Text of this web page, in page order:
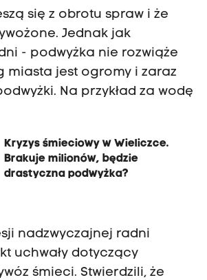
się z obrotu spraw i że
Jednak jak
- podwyżka nie rozwiąże
miasta jest ogromy i zaraz
Na przykład za wodę
Kryzys śmieciowy w Wieliczce.
Brakuje milionów, będzie
drastyczna podwyżka?
nadzwyczajnej radni
uchwały dotyczący
śmieci. Stwierdzili, że